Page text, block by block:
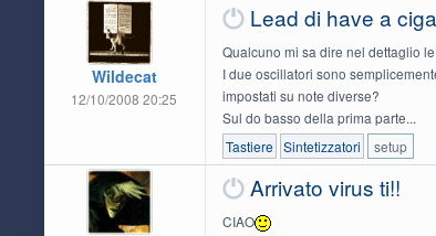
Wildecat
12/10/2008 20:25
Lead di have a
Qualcuno mi sa dire nel dettaglio
I due oscillatori sono
impostati su note diverse?
Sul do basso della prima parte...
Tastiere Sintetizzatori setup
Arrivato virus ti!!
CIAO